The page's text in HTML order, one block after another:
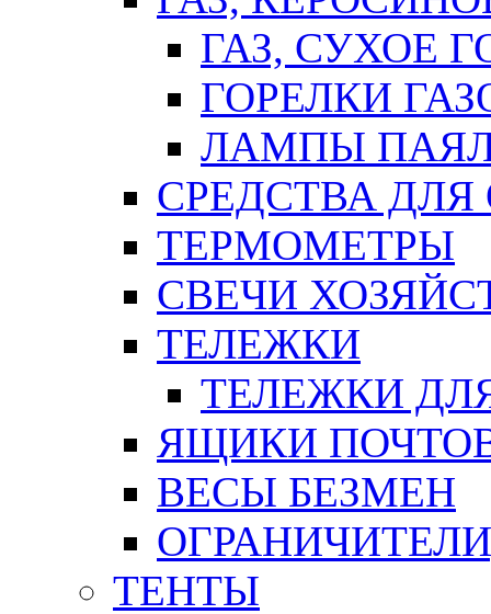
ГАЗ, СУХОЕ
ГОРЕЛКИ
ЛАМПЫ
СРЕДСТВА
ТЕРМОМЕТРЫ
СВЕЧИ
ТЕЛЕЖКИ
ТЕЛЕЖКИ
ЯЩИКИ
ВЕСЫ БЕЗМЕН
ТЕНТЫ